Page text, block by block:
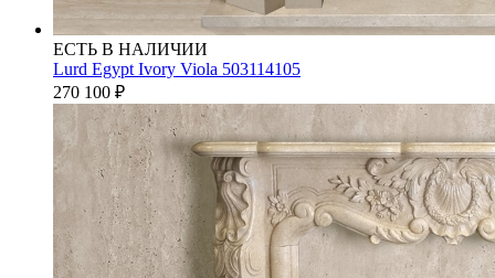
ЕСТЬ В НАЛИЧИИ
Lurd Egypt Ivory Viola 503114105
270 100 ₽